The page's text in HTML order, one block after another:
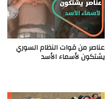
عناصر من قوات النظام السوري
يشتكون لأسماء الأسد